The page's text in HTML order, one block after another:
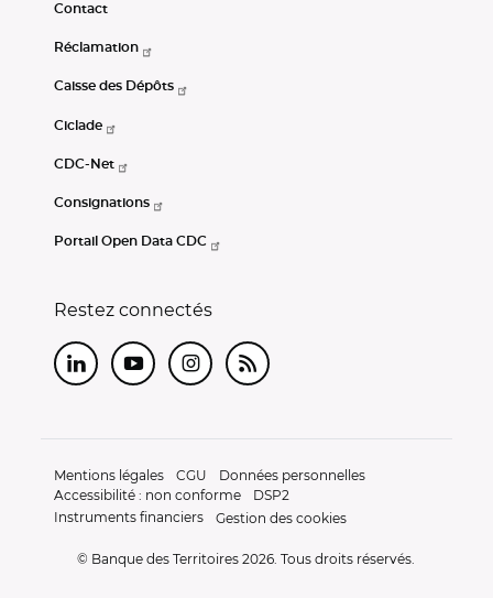
Contact
Réclamation
Caisse des Dépôts
Ciclade
CDC-Net
Consignations
Portail Open Data CDC
Restez connectés
LinkedInYoutubeInstagram
RSS
Mentions légales CGU
Données personnelles
Accessibilité : non conforme
DSP2
Instruments financiers
Gestion des cookies
© Banque des Territoires 2026. Tous droits réservés.